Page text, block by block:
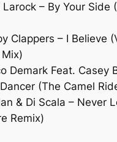
Larock – By Your Side
Clappers – I Believe
Demark Feat. Casey
(The Camel
& Di Scala – Never
Remix)